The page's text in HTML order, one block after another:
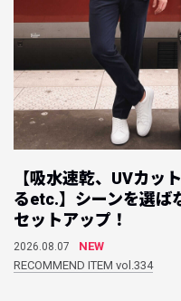
【吸水速乾、UVカッ
るetc.】シーンを選ば
セットアップ！
2026.08.07
NEW
RECOMMEND ITEM vol.334